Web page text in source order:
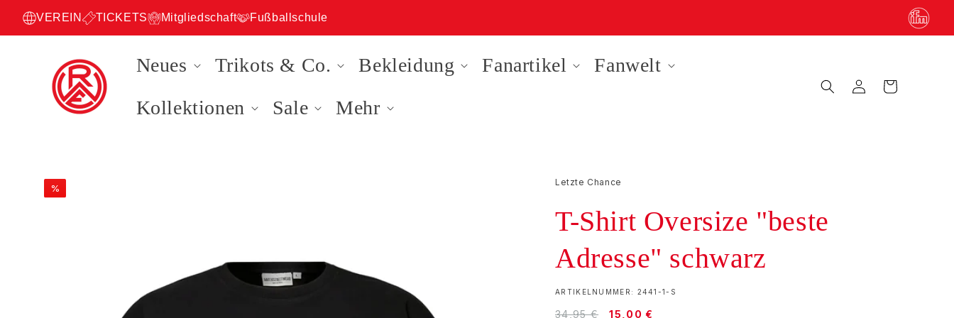
VEREIN TICKETS Mitgliedschaft Fußballschule
Neues Trikots & Co. Bekleidung Fanartikel
Fanwelt
Kollektionen
Sale Mehr
EinloggenWarenkorb
PRODUKTINFORMATIONEN
SPRINGEN
%
Letzte Chance
T-Shirt Oversize "beste
Adresse" schwarz
SKU:
ARTIKELNUMMER: 2441-1-S
Normaler
34,95 € Verkaufspreis
15,00 €